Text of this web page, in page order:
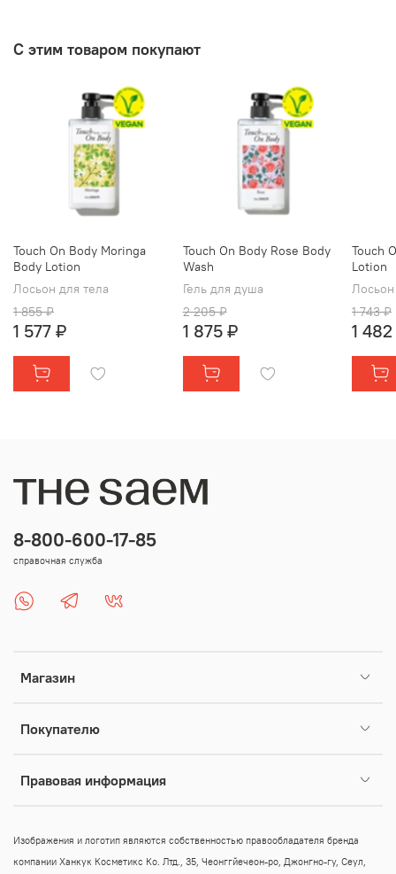
С этим товаром покупают
Touch On Body Moringa
Body Lotion
Лосьон для тела
1 855 ₽
1 577 ₽
Touch On Body Rose Body
Wash
Гель для душа
2 205 ₽
1 875 ₽
Touch
Lotion
1 743 ₽
1
Магазин
Покупателю
Правовая информация
8-800-600-17-85
справочная служба
Изображения и логотип являются собственностью правообладателя бренда
компании Ханкук Косметикс Ко. Лтд., 35, Чеонггйечеон-ро, Джонгно-гу, Сеул,